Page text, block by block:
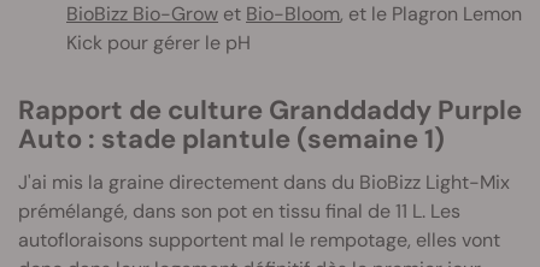
BioBizz Bio-Grow et Bio-Bloom, et le Plagron Lemon
Kick pour gérer le pH
Rapport de culture Granddaddy Purple
Auto : stade plantule (semaine 1)
J'ai mis la graine directement dans du BioBizz Light-Mix
prémélangé, dans son pot en tissu final de 11 L. Les
autofloraisons supportent mal le rempotage, elles vont